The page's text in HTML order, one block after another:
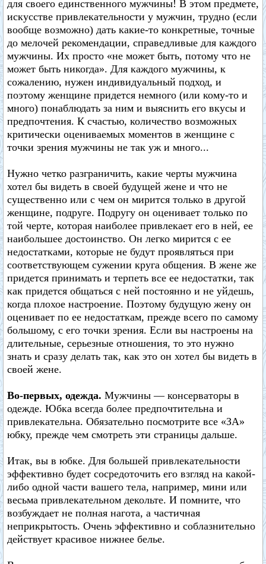
для своего единственного мужчины! В этом предмете,
искусстве привлекательности у мужчин, трудно (если
вообще возможно) дать какие-то конкретные, точные
до мелочей рекомендации, справедливые для каждого
мужчины. Их просто «не может быть, потому что не
может быть никогда». Для каждого мужчины, к
сожалению, нужен индивидуальный подход, и
поэтому женщине придется немного (или кому-то и
много) понаблюдать за ним и выяснить его вкусы и
предпочтения. К счастью, количество возможных
критически оцениваемых моментов в женщине с
точки зрения мужчины не так уж и много...
Нужно четко разграничить, какие черты мужчина
хотел бы видеть в своей будущей жене и что не
существенно или с чем он мирится только в другой
женщине, подруге. Подругу он оценивает только по
той черте, которая наиболее привлекает его в ней, ее
наибольшее достоинство. Он легко мирится с ее
недостатками, которые не будут проявляться при
соответствующем сужении круга общения. В жене же
придется принимать и терпеть все ее недостатки, так
как придется общаться с ней постоянно и не уйдешь,
когда плохое настроение. Поэтому будущую жену он
оценивает по ее недостаткам, прежде всего по самому
большому, с его точки зрения. Если вы настроены на
длительные, серьезные отношения, то это нужно
знать и сразу делать так, как это он хотел бы видеть в
своей жене.
Во-первых, одежда. Мужчины — консерваторы в
одежде. Юбка всегда более предпочтительна и
привлекательна. Обязательно посмотрите все «ЗА»
юбку, прежде чем смотреть эти страницы дальше.
Итак, вы в юбке. Для большей привлекательности
эффективно будет сосредоточить его взгляд на какой-
либо одной части вашего тела, например, мини или
весьма привлекательном декольте. И помните, что
возбуждает не полная нагота, а частичная
неприкрытость. Очень эффективно и соблазнительно
действует красивое нижнее белье.